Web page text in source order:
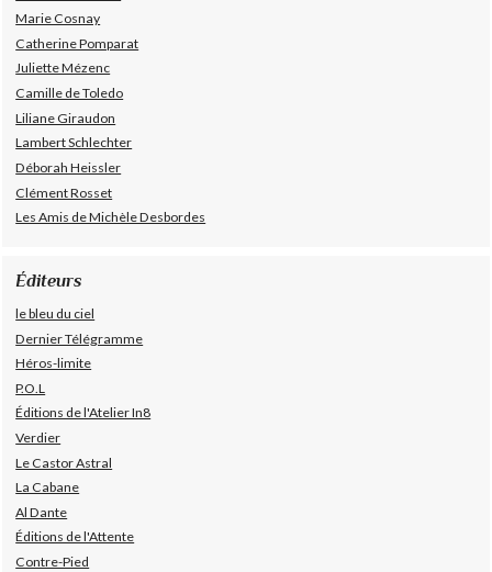
Marie Cosnay
Catherine Pomparat
Juliette Mézenc
Camille de Toledo
Liliane Giraudon
Lambert Schlechter
Déborah Heissler
Clément Rosset
Les Amis de Michèle Desbordes
Éditeurs
le bleu du ciel
Dernier Télégramme
Héros-limite
P.O.L
Éditions de l'Atelier In8
Verdier
Le Castor Astral
La Cabane
Al Dante
Éditions de l'Attente
Contre-Pied